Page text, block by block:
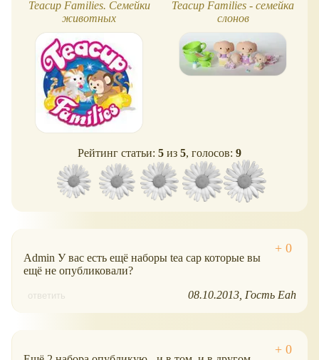
Teacup Families. Семейки
животных
Teacup Families - семейка
слонов
Рейтинг статьи: 5 из 5, голосов: 9
Admin У вас есть ещё наборы tea cap которые вы
ещё не опубликовали?
ответить 08.10.2013 Гость Eah